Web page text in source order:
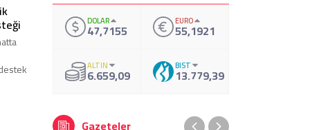
DOLAR
47,7155 EURO
55,1921
ALTIN
6.659,09 BIST
13.779,39
Gazeteler